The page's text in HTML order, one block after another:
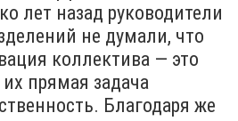
лет назад руководители
не думали, что
коллектива — это
их прямая задача
Благодаря же